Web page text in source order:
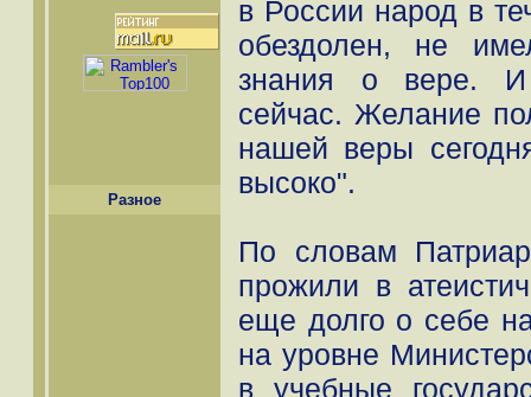
Разное
в России народ в
обездолен, не
знания о вере. И
сейчас. Желание
нашей веры
высоко".
По словам
прожили в
еще долго о себе
на уровне
в учебные